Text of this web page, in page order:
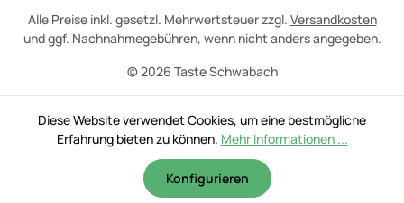
© 2026 Taste Schwabach
Alle Preise inkl. gesetzl. Mehrwertsteuer zzgl. Versandkosten
und ggf. Nachnahmegebühren, wenn nicht anders angegeben.
Diese Website verwendet Cookies, um eine bestmögliche
Erfahrung bieten zu können. Mehr Informationen ...
Konfigurieren